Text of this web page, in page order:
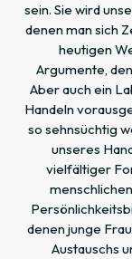
sein. Sie wird
denen man sich
heutigen
Argumente,
Aber auch ein
Handeln
so sehnsüchtig
unseres
vielfältiger
denen junge
Austauschs